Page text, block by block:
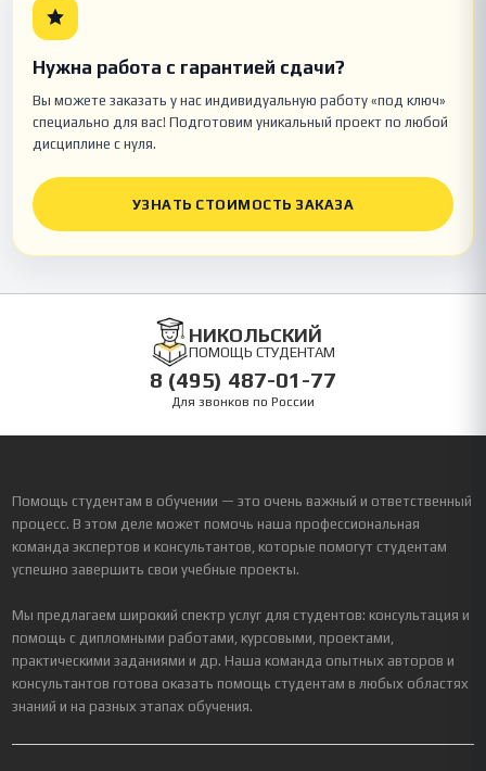
Нужна работа с гарантией сдачи?
Вы можете заказать у нас индивидуальную работу «под ключ»
специально для вас! Подготовим уникальный проект по любой
дисциплине с нуля.
УЗНАТЬ СТОИМОСТЬ ЗАКАЗА
НИКОЛЬСКИЙ
ПОМОЩЬ СТУДЕНТАМ
8 (495) 487-01-77
Для звонков по России
Помощь студентам в обучении — это очень важный и ответственный
процесс. В этом деле может помочь наша профессиональная
команда экспертов и консультантов, которые помогут студентам
успешно завершить свои учебные проекты.
Мы предлагаем широкий спектр услуг для студентов: консультация и
помощь с дипломными работами, курсовыми, проектами,
практическими заданиями и др. Наша команда опытных авторов и
консультантов готова оказать помощь студентам в любых областях
знаний и на разных этапах обучения.